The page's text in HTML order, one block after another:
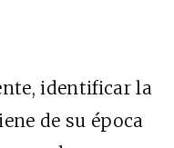
identificar la
de su época